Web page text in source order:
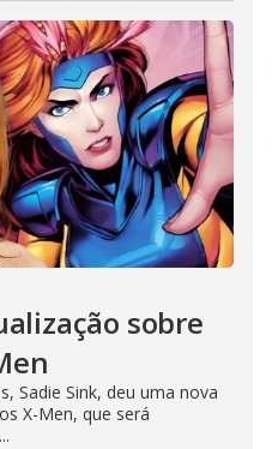
sobre
Sadie Sink, deu uma nova
X-Men, que será